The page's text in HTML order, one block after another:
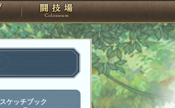
ショップ 闘技場
スケッチブック